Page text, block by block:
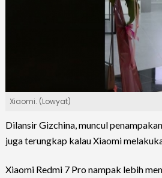
Xiaomi. (Lowyat)
Dilansir Gizchina, muncul
juga terungkap kalau Xiaomi
Xiaomi Redmi 7 Pro nampak lebih